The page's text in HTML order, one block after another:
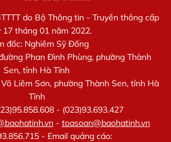
do Bộ Thông tin - Truyền thông cấp
17 tháng 01 năm 2022.
đốc: Nghiêm Sỹ Đống
Phan Đình Phùng, phường Thành
Sen, tỉnh Hà Tĩnh
Liêm Sơn, phường Thành Sen, tỉnh Hà
Tĩnh
- (023)93.693.427
- toasoan@baohatinh.vn
- Email quảng cáo: